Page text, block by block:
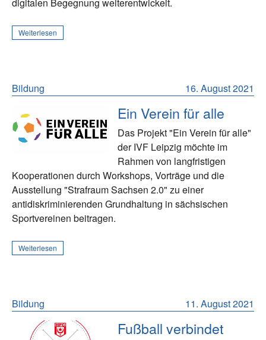
Weiterlesen
16. August 2021
Bildung
Ein Verein für alle
Das Projekt "Ein Verein für alle"
der IVF Leipzig möchte im
Rahmen von langfristigen
Kooperationen durch Workshops, Vorträge und die
Ausstellung "Strafraum Sachsen 2.0" zu einer
antidiskriminierenden Grundhaltung in sächsischen
Sportvereinen beitragen.
Weiterlesen
11. August 2021
Bildung
Fußball verbindet